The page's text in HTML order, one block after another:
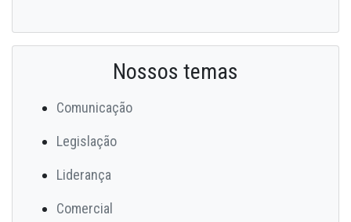
Nossos temas
Comunicação
Legislação
Liderança
Comercial